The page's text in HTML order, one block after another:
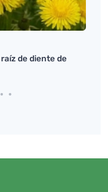
de diente de